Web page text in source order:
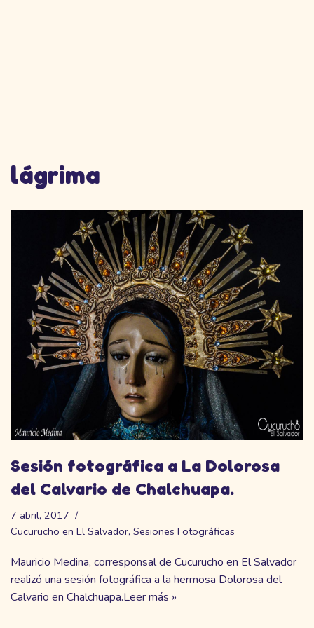
lágrima
Sesión fotográfica a La Dolorosa
del Calvario de Chalchuapa.
7 abril, 2017
Cucurucho en El Salvador, Sesiones Fotográficas
Mauricio Medina, corresponsal de Cucurucho en El Salvador
realizó una sesión fotográfica a la hermosa Dolorosa del
Calvario en Chalchuapa.Leer más »